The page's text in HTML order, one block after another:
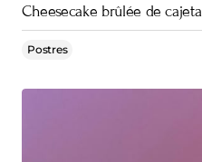
Cheesecake brûlée de cajeta
Postres